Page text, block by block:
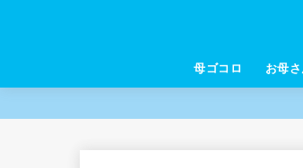
母ゴコロ お母